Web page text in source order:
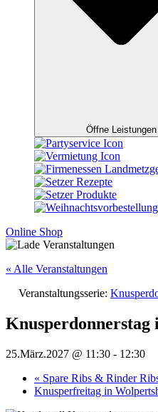
Öffne Leistungen
Online Shop
« Alle Veranstaltungen
Veranstaltungsserie:
25.März.2027 @ 11:30 - 12:30
« Spare Ribs & Rinder
Knusperfreitag in